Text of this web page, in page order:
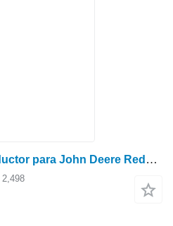
John Deere DE19785 reductor para John Deere Reduktor MKSh DE19785, DE19785JD, DE19409, AH164122, TP-CA2009 do tekhniky John Deere